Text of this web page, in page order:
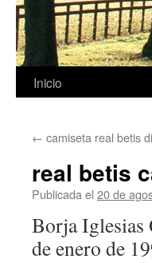
Saltar
contenido
Inicio
← camiseta real betis
real betis
Publicada el 20 de
Borja Iglesias
de enero de